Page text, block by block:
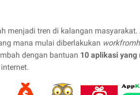
menjadi tren di kalangan
mana mulai diberlakukan
dengan bantuan 10 aplikasi